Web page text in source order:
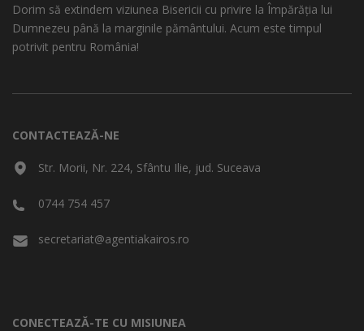
Dorim să extindem viziunea Bisericii cu privire la Împărăția lui
Dumnezeu până la marginile pământului. Acum este timpul
potrivit pentru România!
CONTACTEAZĂ-NE
Str. Morii, Nr. 224, Sfântu Ilie, jud. Suceava
0744 754 457
secretariat@agentiakairos.ro
CONECTEAZĂ-TE CU MISIUNEA